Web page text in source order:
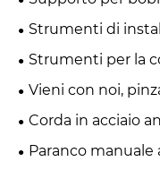
Strumenti di
Strumenti per la
Vieni con noi,
Corda in acciaio
Paranco manuale